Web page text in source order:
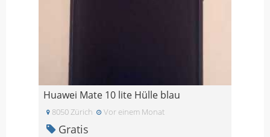
Huawei Mate 10 lite Hülle blau
8050 Zürich Vor einem Monat
Gratis